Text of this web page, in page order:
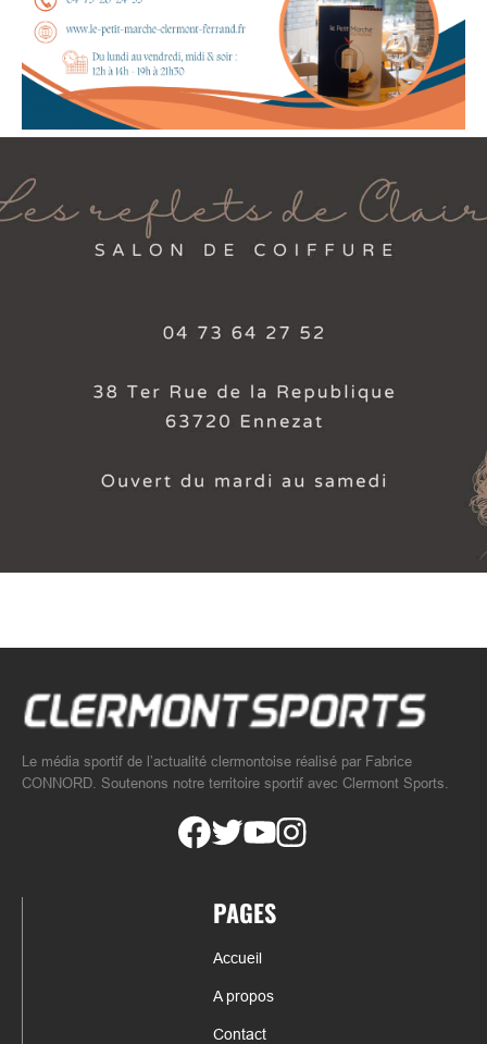
Le média sportif de l’actualité clermontoise réalisé par Fabrice
CONNORD. Soutenons notre territoire sportif avec Clermont Sports.
PAGES
Accueil
A propos
Contact